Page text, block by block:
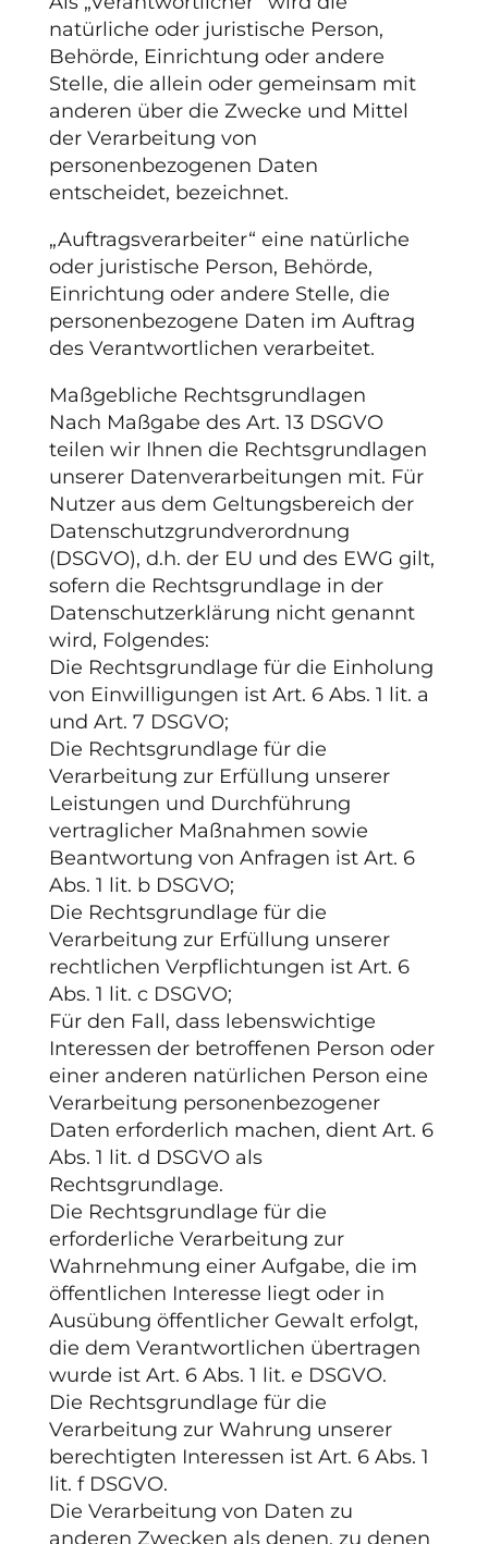
natürliche oder juristische Person,
Behörde, Einrichtung oder andere
Stelle, die allein oder gemeinsam mit
anderen über die Zwecke und Mittel
der Verarbeitung von
personenbezogenen Daten
entscheidet, bezeichnet.
„Auftragsverarbeiter“ eine natürliche
oder juristische Person, Behörde,
Einrichtung oder andere Stelle, die
personenbezogene Daten im Auftrag
des Verantwortlichen verarbeitet.
Maßgebliche Rechtsgrundlagen
Nach Maßgabe des Art. 13 DSGVO
teilen wir Ihnen die Rechtsgrundlagen
unserer Datenverarbeitungen mit. Für
Nutzer aus dem Geltungsbereich der
Datenschutzgrundverordnung
(DSGVO), d.h. der EU und des EWG gilt,
sofern die Rechtsgrundlage in der
Datenschutzerklärung nicht genannt
wird, Folgendes:
Die Rechtsgrundlage für die Einholung
von Einwilligungen ist Art. 6 Abs. 1 lit. a
und Art. 7 DSGVO;
Die Rechtsgrundlage für die
Verarbeitung zur Erfüllung unserer
Leistungen und Durchführung
vertraglicher Maßnahmen sowie
Beantwortung von Anfragen ist Art. 6
Abs. 1 lit. b DSGVO;
Die Rechtsgrundlage für die
Verarbeitung zur Erfüllung unserer
rechtlichen Verpflichtungen ist Art. 6
Abs. 1 lit. c DSGVO;
Für den Fall, dass lebenswichtige
Interessen der betroffenen Person oder
einer anderen natürlichen Person eine
Verarbeitung personenbezogener
Daten erforderlich machen, dient Art. 6
Abs. 1 lit. d DSGVO als
Rechtsgrundlage.
Die Rechtsgrundlage für die
erforderliche Verarbeitung zur
Wahrnehmung einer Aufgabe, die im
öffentlichen Interesse liegt oder in
Ausübung öffentlicher Gewalt erfolgt,
die dem Verantwortlichen übertragen
wurde ist Art. 6 Abs. 1 lit. e DSGVO.
Die Rechtsgrundlage für die
Verarbeitung zur Wahrung unserer
berechtigten Interessen ist Art. 6 Abs. 1
lit. f DSGVO.
Die Verarbeitung von Daten zu
anderen Zwecken als denen, zu denen